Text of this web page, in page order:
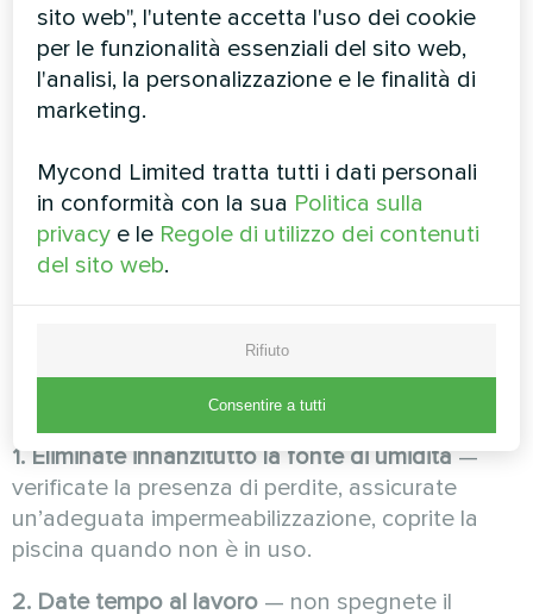
dipende dalla dimensione del locale, dal grado
di danneggiamento delle superfici e dalla
temperatura dell’aria (l’aria calda accelera
l’evaporazione).
Come usare correttamente
il deumidificatore per la
massima efficacia
Per far lavorare il deumidificatore per piscina al
massimo della resa, seguite queste
1. Eliminate innanzitutto la fonte di umidità—
verificate la presenza di perdite, assicurate
un’adeguata impermeabilizzazione, coprite la
piscina quando non è in uso.
2. Date tempo al lavoro — non spegnete il
sito web", l'utente accetta l'uso dei cookie
per le funzionalità essenziali del sito web,
l'analisi, la personalizzazione e le finalità di
marketing.
Mycond Limited tratta tutti i dati personali
in conformità con la sua Politica sulla
privacy e le Regole di utilizzo dei contenuti
del sito web.
Rifiuto
Consentire a tutti